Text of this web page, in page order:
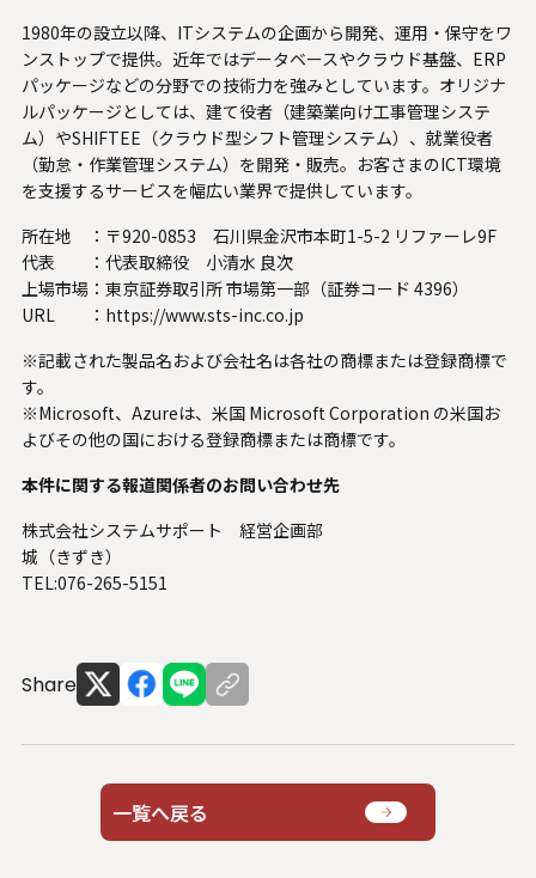
1980年の設立以降、ITシステムの企画から開発、運用・保守をワ
ンストップで提供。近年ではデータベースやクラウド基盤、ERP
パッケージなどの分野での技術力を強みとしています。オリジナ
ルパッケージとしては、建て役者（建築業向け工事管理システ
ム）やSHIFTEE（クラウド型シフト管理システム）、就業役者
（勤怠・作業管理システム）を開発・販売。お客さまのICT環境
を支援するサービスを幅広い業界で提供しています。
所在地 ： 〒920-0853 石川県金沢市本町1-5-2 リファーレ9F
代表 ： 代表取締役 小清水 良次
上場市場： 東京証券取引所 市場第一部（証券コード 4396）
URL ： https://www.sts-inc.co.jp
※記載された製品名および会社名は各社の商標または登録商標で
す。
※Microsoft、Azureは、米国 Microsoft Corporation の米国お
よびその他の国における登録商標または商標です。
本件に関する報道関係者のお問い合わせ先
株式会社システムサポート 経営企画部
城（きずき）
TEL:076-265-5151
Share
一覧へ戻る